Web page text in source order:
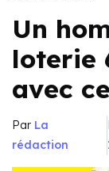
Un
loterie
avec
Par La
rédaction